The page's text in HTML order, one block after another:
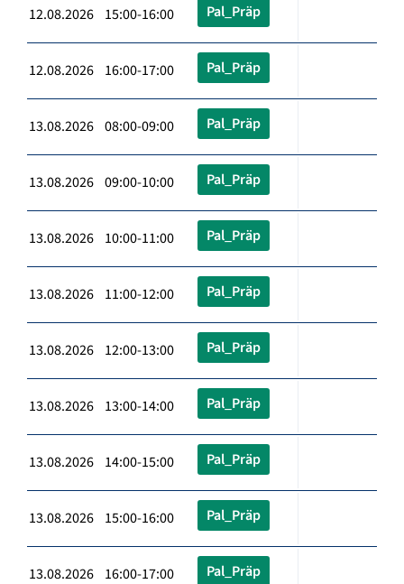
12.08.2026 15:00-16:00 Pal_Präp
12.08.2026 16:00-17:00 Pal_Präp
13.08.2026 08:00-09:00 Pal_Präp
13.08.2026 09:00-10:00 Pal_Präp
13.08.2026 10:00-11:00 Pal_Präp
13.08.2026 11:00-12:00 Pal_Präp
13.08.2026 12:00-13:00 Pal_Präp
13.08.2026 13:00-14:00 Pal_Präp
13.08.2026 14:00-15:00 Pal_Präp
13.08.2026 15:00-16:00 Pal_Präp
13.08.2026 16:00-17:00 Pal_Präp